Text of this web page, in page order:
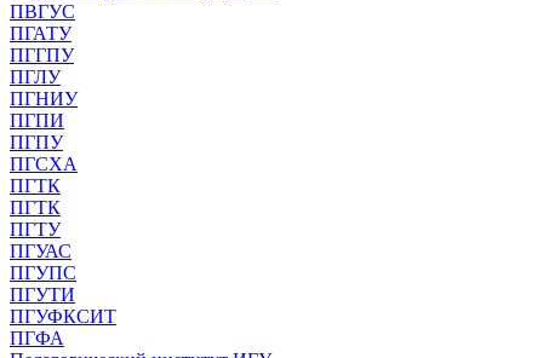
ПВГУС
ПГАТУ
ПГГПУ
ПГЛУ
ПГНИУ
ПГПИ
ПГПУ
ПГСХА
ПГТК
ПГТК
ПГТУ
ПГУАС
ПГУПС
ПГУТИ
ПГУФКСИТ
ПГФА